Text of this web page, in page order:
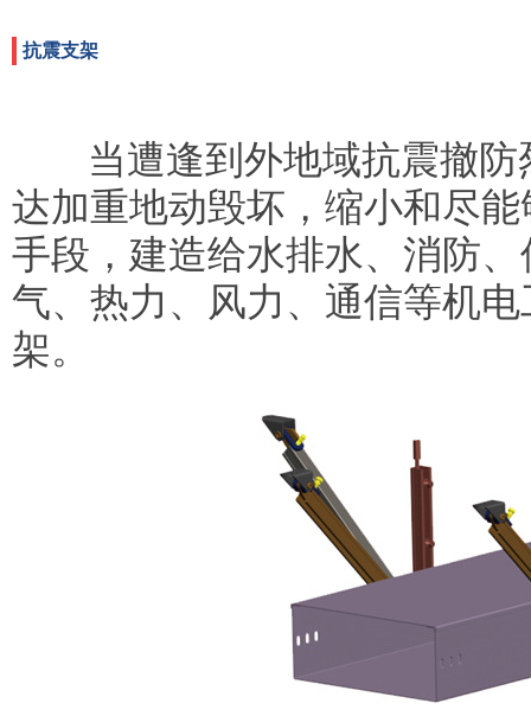
抗震支架
当遭逢到外地域抗震撤防
达加重地动毁坏，缩小和尽
手段，建造给水排水、消防
气、热力、风力、通信等机
架。